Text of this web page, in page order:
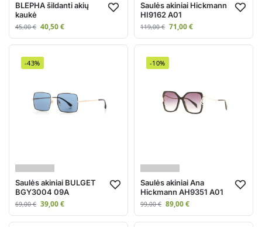
BLEPHA šildanti akių
kaukė
45,00€ 40,50€
Saulės akiniai Hickmann
HI9162 A01
119,00€ 71,00€
-43%
Saulės akiniai BULGET
BGY3004 09A
69,00€ 39,00€
-10%
Saulės akiniai Ana
Hickmann AH9351 A01
99,00€ 89,00€